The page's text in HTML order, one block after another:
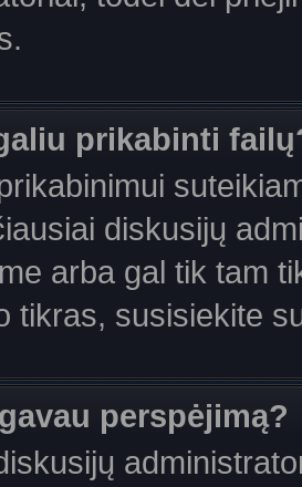
prikabinti
diskusijų
arba gal tik tam
tikras, susisiekite
perspėjimą?